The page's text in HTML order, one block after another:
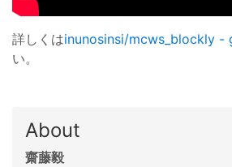
詳しくはinunosinsi/mcws_blockly -
い。
About
齋藤毅